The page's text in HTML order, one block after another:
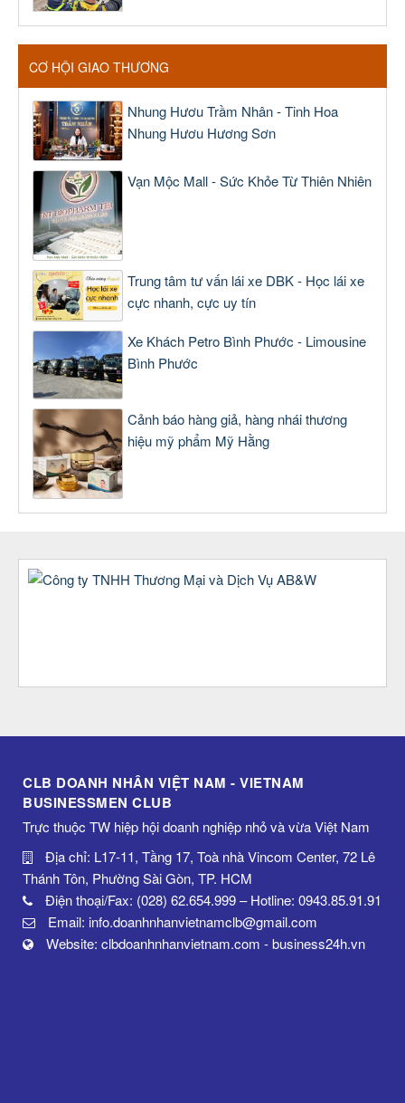
CƠ HỘI GIAO THƯƠNG
Nhung Hươu Trầm Nhân - Tinh Hoa
Nhung Hươu Hương Sơn
Vạn Mộc Mall - Sức Khỏe Từ Thiên Nhiên
Trung tâm tư vấn lái xe DBK - Học lái xe
cực nhanh, cực uy tín
Xe Khách Petro Bình Phước - Limousine
Bình Phước
Cảnh báo hàng giả, hàng nhái thương
hiệu mỹ phẩm Mỹ Hằng
CLB DOANH NHÂN VIỆT NAM - VIETNAM
BUSINESSMEN CLUB
Trực thuộc TW hiệp hội doanh nghiệp nhỏ và vừa Việt Nam
Địa chỉ: L17-11, Tầng 17, Toà nhà Vincom Center, 72 Lê
Thánh Tôn, Phường Sài Gòn, TP. HCM
Điện thoại/Fax: (028) 62.654.999 – Hotline: 0943.85.91.91
Email: info.doanhnhanvietnamclb@gmail.com
Website: clbdoanhnhanvietnam.com - business24h.vn